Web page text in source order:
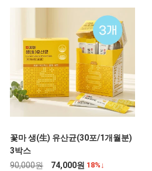
꽃마 생(生) 유산균(30포/1개월분)
3박스
90,000원
74,000원 18%↓